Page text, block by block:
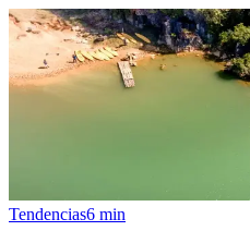
Tendencias6 min